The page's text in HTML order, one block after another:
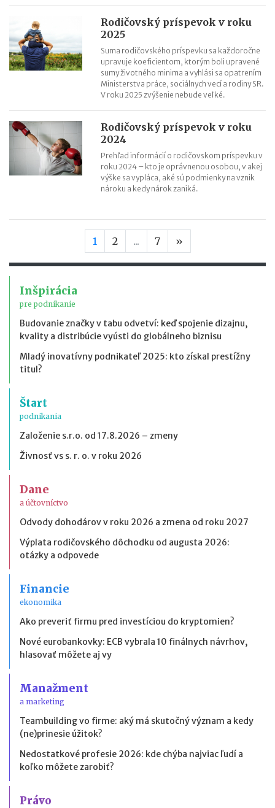
Rodičovský príspevok v roku
2025
Suma rodičovského príspevku sa každoročne
upravuje koeficientom, ktorým boli upravené
sumy životného minima a vyhlási sa opatrením
Ministerstva práce, sociálnych vecí a rodiny SR.
V roku 2025 zvýšenie nebude veľké.
Rodičovský príspevok v roku
2024
Prehľad informácií o rodičovskom príspevku v
roku 2024 – kto je oprávnenou osobou, v akej
výške sa vypláca, aké sú podmienky na vznik
nároku a kedy nárok zaniká.
1 2 ... 7 »Nasledujúca
Inšpirácia
pre podnikanie
Budovanie značky v tabu odvetví: keď spojenie dizajnu,
kvality a distribúcie vyústi do globálneho biznisu
Mladý inovatívny podnikateľ 2025: kto získal prestížny
titul?
Štart
podnikania
Založenie s.r.o. od 17.8.2026 – zmeny
Živnosť vs s. r. o. v roku 2026
Dane
a účtovníctvo
Odvody dohodárov v roku 2026 a zmena od roku 2027
Výplata rodičovského dôchodku od augusta 2026:
otázky a odpovede
Financie
ekonomika
Ako preveriť firmu pred investíciou do kryptomien?
Nové eurobankovky: ECB vybrala 10 finálnych návrhov,
hlasovať môžete aj vy
Manažment
a marketing
Teambuilding vo firme: aký má skutočný význam a kedy
(ne)prinesie úžitok?
Nedostatkové profesie 2026: kde chýba najviac ľudí a
koľko môžete zarobiť?
Právo